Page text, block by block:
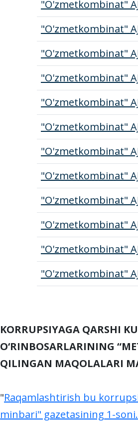
"O'zmetkombinat"
"O'zmetkombinat"
"O'zmetkombinat"
"O'zmetkombinat"
"O'zmetkombinat"
"O'zmetkombinat"
"O'zmetkombinat"
"O'zmetkombinat"
"O'zmetkombinat"
"O'zmetkombinat"
"O'zmetkombinat"
"O'zmetkombinat"
KORRUPSIYAGA QARSHI
O‘RINBOSARLARINING
QILINGAN MAQOLALARI
"Raqamlashtirish bu
minbari" gazetasining 1-